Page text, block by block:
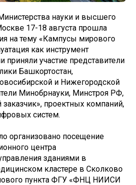
науки и высшего
17-18 августа прошла
на тему «Кампусы мирового
как инструмент
приняли участие представители
Башкортостан,
и Нижегородской
Минобрнауки, Минстроя РФ,
проектных компаний,
систем.
организовано посещение
центра
зданиями в
кластере в Сколково
пункта ФГУ «ФНЦ НИИСИ